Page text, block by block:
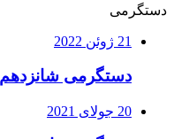
دستگرمی
21 ژوئن 2022
دستگرمی شانزدهم
20 جولای 2021